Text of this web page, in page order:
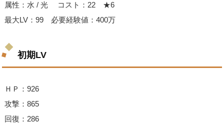
属性：水 / 光 コスト：22 ★6
最大LV：99 必要経験値：400万
初期LV
ＨＰ：926
攻撃：865
回復：286